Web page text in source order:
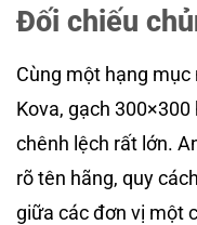
Đối chiếu
Cùng một hạng
Kova, gạch
chênh lệch rất lớn.
rõ tên hãng, quy
giữa các đơn vị một